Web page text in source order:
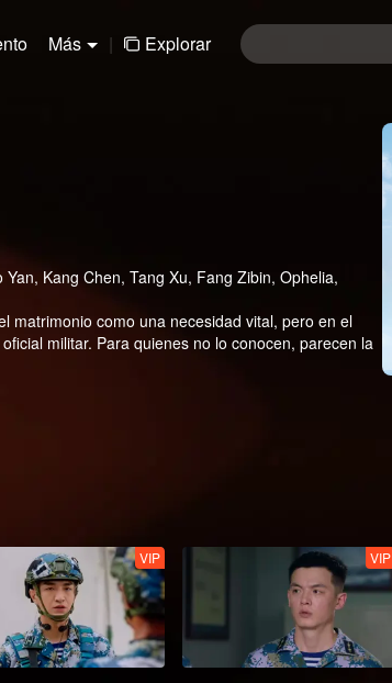
Más | Explorar
Kang Chen, Tang Xu, Fang Zibin, Ophelia,
matrimonio como una necesidad vital, pero en el
militar. Para quienes no lo conocen, parecen la
oficial Zong Qing. Las diferencias
soldado hacen dudar a las dos jóvenes. Pero
a comprender y admirar la fuerza y ​​la profundidad
VIP VIP